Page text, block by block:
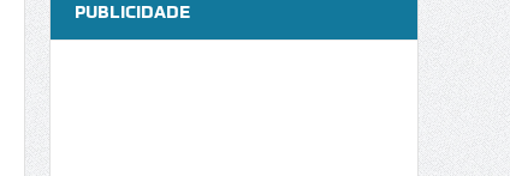
PUBLICIDADE